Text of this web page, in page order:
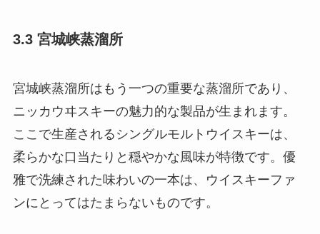
3.3 宮城峡蒸溜所
宮城峡蒸溜所はもう一つの重要な蒸溜所であり、
ニッカウヰスキーの魅力的な製品が生まれます。
ここで生産されるシングルモルトウイスキーは、
柔らかな口当たりと穏やかな風味が特徴です。優
雅で洗練された味わいの一本は、ウイスキーファ
ンにとってはたまらないものです。